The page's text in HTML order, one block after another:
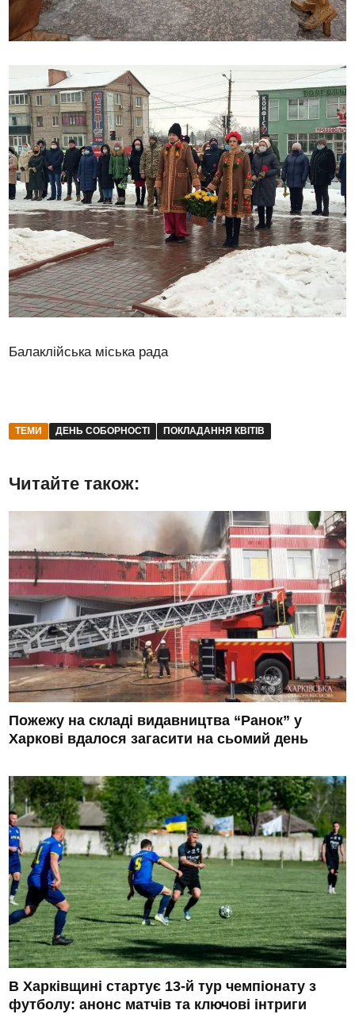
Балаклійська міська рада
ТЕМИ ДЕНЬ СОБОРНОСТІ ПОКЛАДАННЯ КВІТІВ
Читайте також:
Пожежу на складі видавництва “Ранок” у
Харкові вдалося загасити на сьомий день
В Харківщині стартує 13-й тур чемпіонату з
футболу: анонс матчів та ключові інтриги